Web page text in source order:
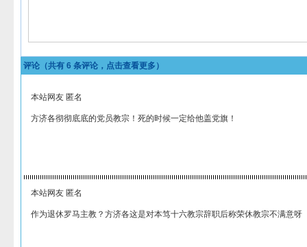
评论（共有 6 条评论，点击查看更多）
本站网友 匿名
方济各彻彻底底的党员教宗！死的时候一定给他盖党旗！
本站网友 匿名
作为退休罗马主教？方济各这是对本笃十六教宗辞职后称荣休教宗不满意呀